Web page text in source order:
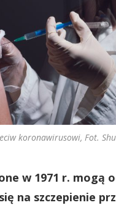
koronawirusowi, Fot.
w 1971 r. mogą
na szczepienie